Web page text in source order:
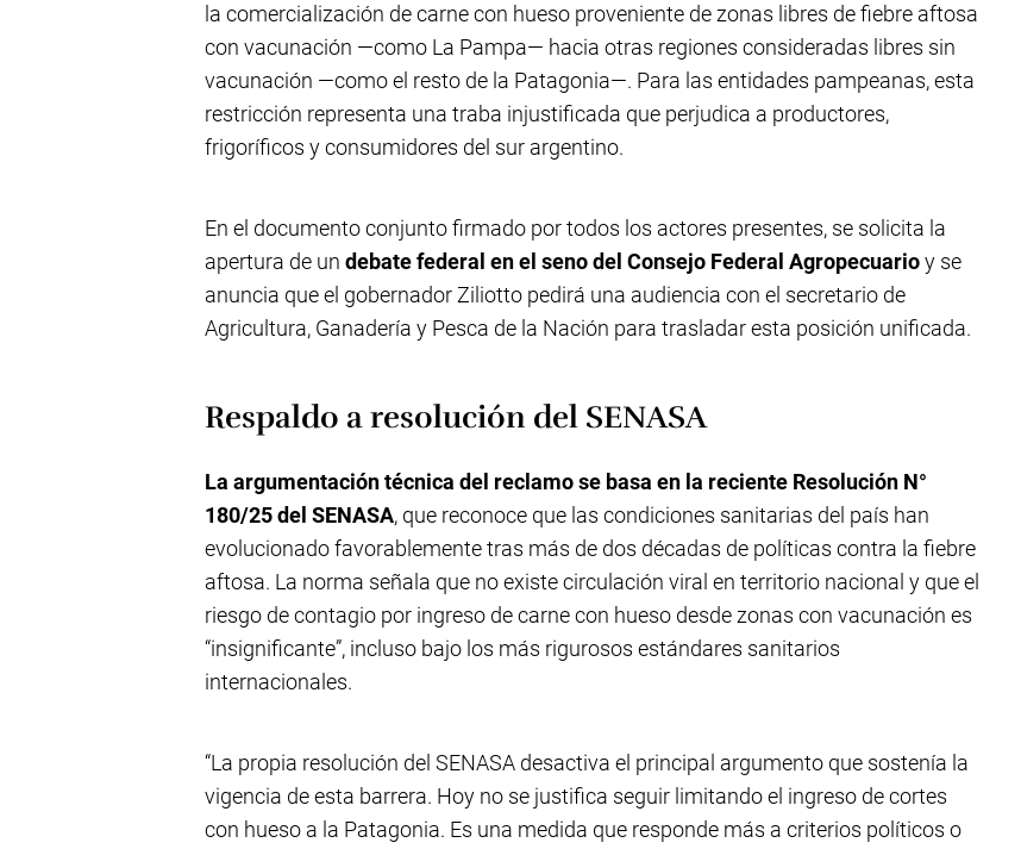
la comercialización de carne con hueso proveniente de zonas libres de fiebre aftosa
con vacunación —como La Pampa— hacia otras regiones consideradas libres sin
vacunación —como el resto de la Patagonia—. Para las entidades pampeanas, esta
restricción representa una traba injustificada que perjudica a productores,
frigoríficos y consumidores del sur argentino.
En el documento conjunto firmado por todos los actores presentes, se solicita la
apertura de un debate federal en el seno del Consejo Federal Agropecuarioy se
anuncia que el gobernador Ziliotto pedirá una audiencia con el secretario de
Agricultura, Ganadería y Pesca de la Nación para trasladar esta posición unificada.
Respaldo a resolución del SENASA
La argumentación técnica del reclamo se basa en la reciente Resolución N°
180/25 del SENASA, que reconoce que las condiciones sanitarias del país han
evolucionado favorablemente tras más de dos décadas de políticas contra la fiebre
aftosa. La norma señala que no existe circulación viral en territorio nacional y que el
riesgo de contagio por ingreso de carne con hueso desde zonas con vacunación es
“insignificante”, incluso bajo los más rigurosos estándares sanitarios
internacionales.
“La propia resolución del SENASA desactiva el principal argumento que sostenía la
vigencia de esta barrera. Hoy no se justifica seguir limitando el ingreso de cortes
con hueso a la Patagonia. Es una medida que responde más a criterios políticos o